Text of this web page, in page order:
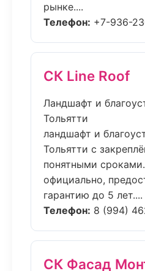
рынке....
Телефон: +7-936-
СК Line Roof
Ландшафт и
Тольятти
ландшафт и
Тольятти с
понятными
официально,
гарантию до 5 лет....
Телефон: 8 (994)
СК Фасад